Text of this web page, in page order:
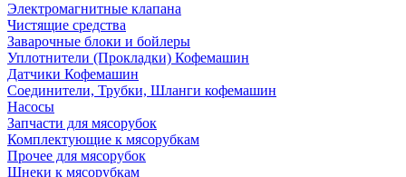
Электромагнитные клапана
Чистящие средства
Заварочные блоки и бойлеры
Уплотнители (Прокладки) Кофемашин
Датчики Кофемашин
Соединители, Трубки, Шланги кофемашин
Насосы
Запчасти для мясорубок
Комплектующие к мясорубкам
Прочее для мясорубок
Шнеки к мясорубкам